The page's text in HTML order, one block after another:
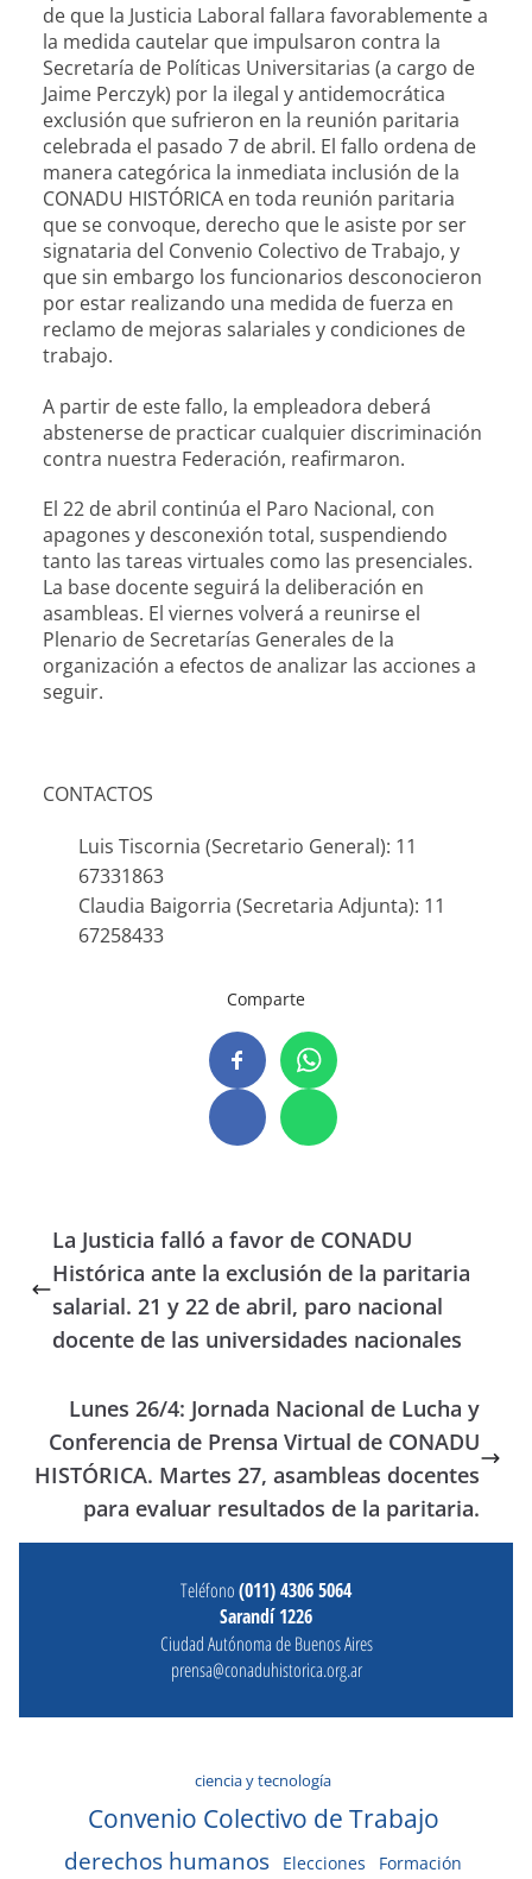
de que la Justicia Laboral fallara favorablemente a
la medida cautelar que impulsaron contra la
Secretaría de Políticas Universitarias (a cargo de
Jaime Perczyk) por la ilegal y antidemocrática
exclusión que sufrieron en la reunión paritaria
celebrada el pasado 7 de abril. El fallo ordena de
manera categórica la inmediata inclusión de la
CONADU HISTÓRICA en toda reunión paritaria
que se convoque, derecho que le asiste por ser
signataria del Convenio Colectivo de Trabajo, y
que sin embargo los funcionarios desconocieron
por estar realizando una medida de fuerza en
reclamo de mejoras salariales y condiciones de
trabajo.
A partir de este fallo, la empleadora deberá
abstenerse de practicar cualquier discriminación
contra nuestra Federación, reafirmaron.
El 22 de abril continúa el Paro Nacional, con
apagones y desconexión total, suspendiendo
tanto las tareas virtuales como las presenciales.
La base docente seguirá la deliberación en
asambleas. El viernes volverá a reunirse el
Plenario de Secretarías Generales de la
organización a efectos de analizar las acciones a
seguir.
CONTACTOS
Luis Tiscornia (Secretario General): 11
67331863
Claudia Baigorria (Secretaria Adjunta): 11
67258433
Comparte
La Justicia falló a favor de CONADU
Histórica ante la exclusión de la paritaria
salarial. 21 y 22 de abril, paro nacional
docente de las universidades nacionales
Lunes 26/4: Jornada Nacional de Lucha y
Conferencia de Prensa Virtual de CONADU
HISTÓRICA. Martes 27, asambleas docentes
para evaluar resultados de la paritaria.
Teléfono(011) 4306 5064
Sarandí 1226
Ciudad Autónoma de Buenos Aires
prensa@conaduhistorica.org.ar
ciencia y tecnología
Convenio Colectivo de Trabajo
derechos humanos Elecciones Formación